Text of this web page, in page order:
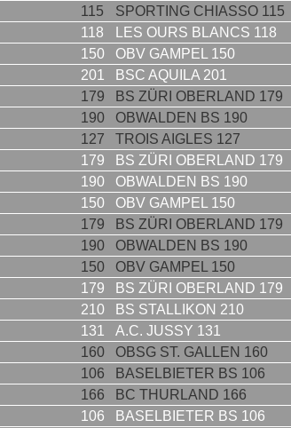
115 SPORTING CHIASSO 115
118 LES OURS BLANCS 118
150 OBV GAMPEL 150
201 BSC AQUILA 201
179 BS ZÜRI OBERLAND 179
190 OBWALDEN BS 190
127 TROIS AIGLES 127
179 BS ZÜRI OBERLAND 179
190 OBWALDEN BS 190
150 OBV GAMPEL 150
179 BS ZÜRI OBERLAND 179
190 OBWALDEN BS 190
150 OBV GAMPEL 150
179 BS ZÜRI OBERLAND 179
210 BS STALLIKON 210
131 A.C. JUSSY 131
160 OBSG ST. GALLEN 160
106 BASELBIETER BS 106
166 BC THURLAND 166
106 BASELBIETER BS 106